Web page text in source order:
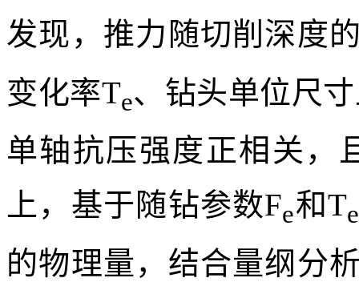
发现，推力随切削深度
变化率Te、钻头单位尺
单轴抗压强度正相关，
上，基于随钻参数Fe和Te
的物理量，结合量纲分